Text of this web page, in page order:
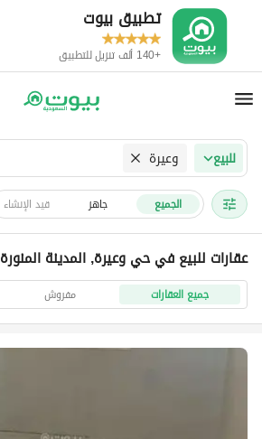
تطبيق بيوت
+140 ألف تنزيل للتطبيق
للبيع وعيرة
الجميع جاهز قيد الإنشاء
عقارات للبيع في حي وعيرة, المدينة المنورة
جميع العقارات مفروش